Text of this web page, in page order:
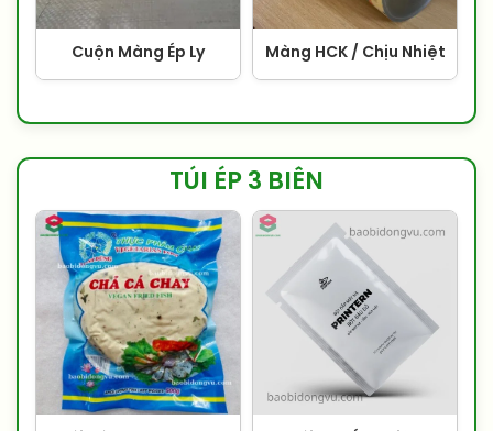
Cuộn Màng Ép Ly Màng HCK / Chịu Nhiệt
TÚI ÉP 3 BIÊN